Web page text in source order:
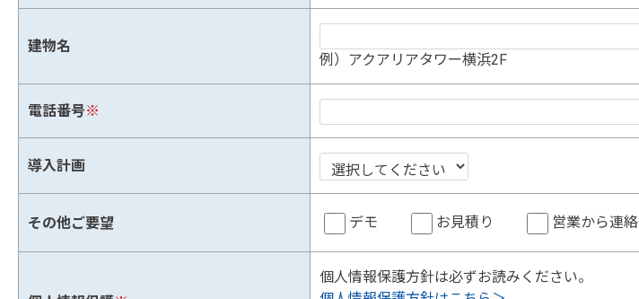
建物名
例）アクアリアタワー横浜2F
電話番号※
導入計画
その他ご要望 デモ お見積り 営業から連絡
個人情報保護方針は必ずお読みください。